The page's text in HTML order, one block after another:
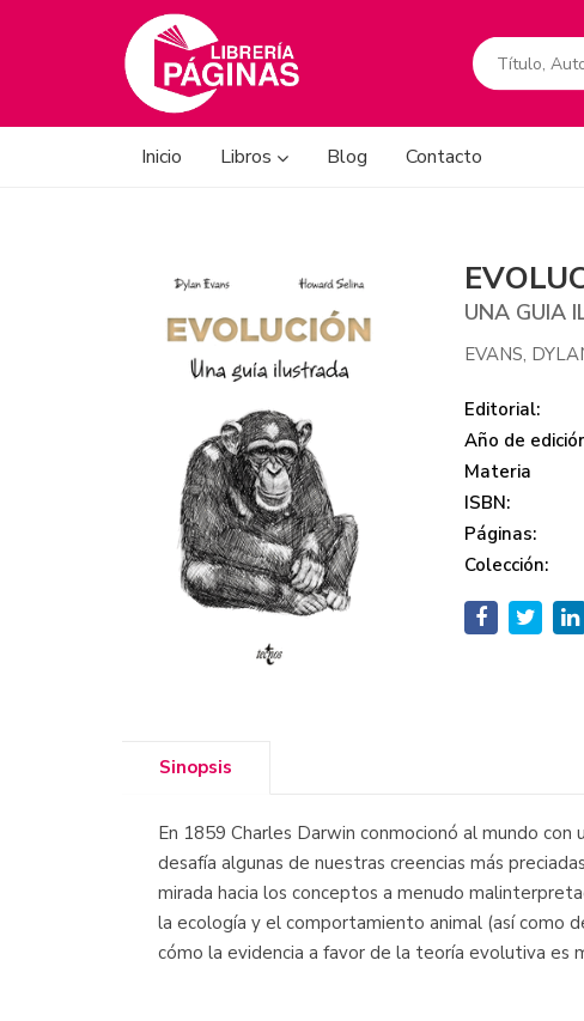
Inicio Libros Blog Contacto
UNA GUIA
EVANS,
Editorial:
Año de
Materia
ISBN:
Páginas:
Colección:
Sinopsis
En 1859 Charles Darwin conmocionó al mundo
desafía algunas de nuestras creencias más
mirada hacia los conceptos a menudo
la ecología y el comportamiento animal (así como
cómo la evidencia a favor de la teoría evolutiva es